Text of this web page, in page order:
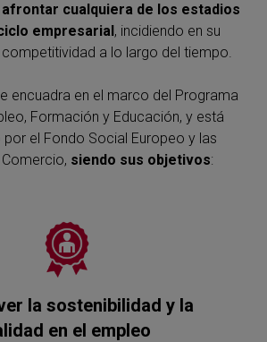
afrontar cualquiera de los estadios
empresarial, incidiendo en su
a lo largo del tiempo.
encuadra en el marco del Programa
Formación y Educación, y está
el Fondo Social Europeo y las
siendo sus objetivos:
la sostenibilidad y la
en el empleo